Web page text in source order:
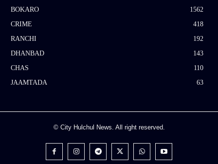
BOKARO
1562
CRIME
418
RANCHI
192
DHANBAD
143
CHAS
110
JAAMTADA
63
© City Hulchul News. All right reserved.